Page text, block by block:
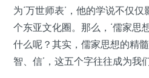
为‘万世师表’，他的学说不仅
个东亚文化圈。那么，‘儒家思
什么呢？其实，儒家思想的精髓
智、信’，这五个字往往成为我